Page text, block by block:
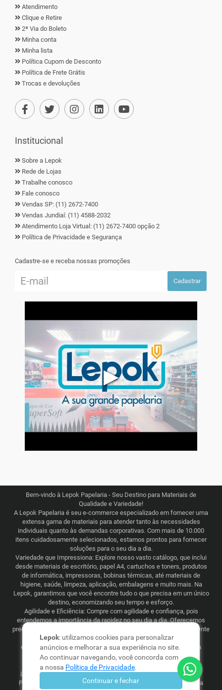
Atendimento
Clique e Retire
2ª Via do Boleto
Minha conta
Minha lista
Política Cupom de Desconto
Política de Frete Grátis
Trocas e devoluções
Institucional
Sobre a Lepok
Rede de Lojas
Trabalhe conosco
Fale conosco
Vendas SP: (11) 2672-7400
Vendas Jundiaí: (11) 4588-2032
Atendimento Loja Virtual: (11) 2672-7400 opção 2
Política de Privacidade e Segurança
Cadastre-se e receba nossas promoções
Cadastrar
▶
Bem-vindo à Lepok Papelaria - Seu Destino para Materiais de
Qualidade e Variedade!
A Lepok Papelaria é seu e-commerce especializado em fornecer uma
extensa gama de materiais para atender tanto às necessidades
individuais quanto às demandas corporativas. Com mais de 10.000
itens cuidadosamente selecionados, estamos prontos para fornecer
soluções para o seu dia a dia.
Variedade que Impressiona: Explore nosso vasto catálogo, que inclui
desde materiais de escritório, papel A4, cartuchos e toners, produtos
de informática, impressoras, bobinas térmicas, até materiais de
higiene, saúde, limpeza, aplicação, embalagens e muito mais. Na
Lepok, garantimos que você encontre tudo o que precisa em um único
destino, economizando seu tempo e esforço.
Agilidade e Eficiência: Compre com agilidade e confiança, pois
entendemos a importância da rapidez no seu dia a dia. Oferecemos
preços justos e competitivos, combinados com uma logística eficiente
que abrange todo o Brasil. Seja para consumo recorrente ou
esporádico, a Lepok Papelaria está comprometida em tornar sua
experiência de compra simples e garantida.
Lepok Distribuição e Logística Ltda - CNPJ: 19.576.717/0001-04 -
Preços, frete e condições de pagamento, são válidos apenas para
Lepok: utilizamos cookies para personalizar
anúncios e melhorar a sua experiência no site.
Ao continuar navegando, você concorda com
a nossa Política de Privacidade.
Continuar e fechar